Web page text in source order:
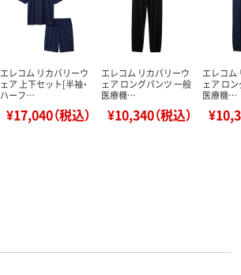
エレコム リカバリーウ
ェア 上下セット[半袖・
ハーフ…
¥17,040（税込）
エレコム リカバリーウ
ェア ロングパンツ 一般
医療機…
¥10,340（税込）
エレコム
ェア ロ
医療機…